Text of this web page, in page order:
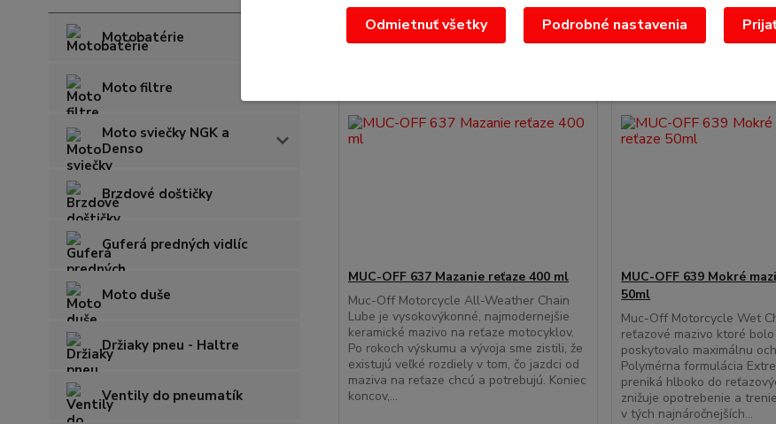
Motobatérie
Moto filtre
Moto sviečky NGK a
Denso
Brzdové doštičky
Guferá predných vidlíc
Moto duše
Držiaky pneu - Haltre
Ventily do pneumatík
MUC-OFF 637 Mazanie reťaze 400 ml
Muc-Off Motorcycle All-Weather Chain
Lube je vysokovýkonné, najmodernejšie
keramické mazivo na reťaze motocyklov.
Po rokoch výskumu a vývoja sme zistili, že
existujú veľké rozdiely v tom, čo jazdci od
maziva na reťaze chcú a potrebujú. Koniec
koncov,...
MUC-OFF 639 Mokré
50ml
Muc-Off Motorcycle Wet
reťazové mazivo ktoré
poskytovalo maximálnu
Polymérna formulácia
preniká hlboko do
znižuje opotrebenie a
v tých najnáročnejších...
Odmietnuť všetky Podrobné nastavenia